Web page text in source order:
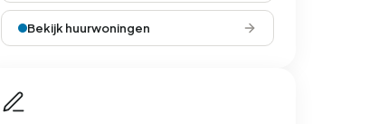
Bekijk huurwoningen